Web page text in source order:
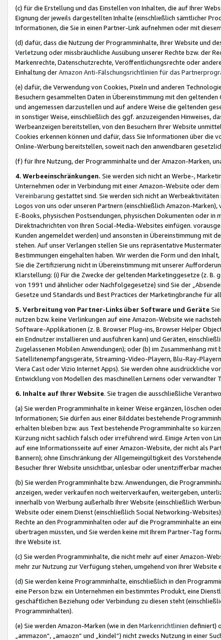
(c) für die Erstellung und das Einstellen von Inhalten, die auf Ihrer
Eignung der jeweils dargestellten Inhalte (einschließlich sämtlicher
Informationen, die Sie in einen Partner-Link aufnehmen oder mit
(d) dafür, dass die Nutzung der Programminhalte, Ihrer Website und
Verletzung oder missbräuchliche Ausübung unserer Rechte bzw. der
Markenrechte, Datenschutzrechte, Veröffentlichungsrechte oder
Einhaltung derAmazon Anti-Fälschungsrichtlinien für das
(e) dafür, die Verwendung von Cookies, Pixeln und anderen
Besuchern gesammelten Daten in Übereinstimmung mit den
und angemessen darzustellen und auf andere Weise die geltenden
in sonstiger Weise, einschließlich des ggf. anzuzeigenden Hinweises,
Werbeanzeigen bereitstellen, von den Besuchern Ihrer Website
Cookies erkennen können und dafür, dass Sie Informationen über die
Online-Werbung bereitstellen, soweit nach den anwendbaren
(f) für Ihre Nutzung, der Programminhalte und der Amazon-Marken,
4. Werbeeinschränkungen. Sie werden sich nicht an Werbe-,
Unternehmen oder in Verbindung mit einer Amazon-Website oder
Vereinbarung gestattet sind. Sie werden sich nicht an
Logos von uns oder unseren Partnern (einschließlich Amazon-
E-Books, physischen Postsendungen, physischen Dokumenten oder in
Direktnachrichten von Ihren Social-Media-Websites einfügen.
Kunden angemeldet werden) und ansonsten in Übereinstimmung mit
stehen. Auf unser Verlangen stellen Sie uns repräsentative
Bestimmungen eingehalten haben. Wir werden die Form und den
Sie die Zertifizierung nicht in Übereinstimmung mit unserer
Klarstellung: (i) Für die Zwecke der geltenden Marketinggesetze (z. B.
von 1991 und ähnlicher oder Nachfolgegesetze) sind Sie der
Gesetze und Standards und Best Practices der Marketingbranche für
5. Verbreitung von Partner-Links über Software und Geräte
nutzen bzw. keine Verlinkungen auf eine Amazon-Website wie
Software-Applikationen (z. B. Browser Plug-ins, Browser Helper
ein Endnutzer installieren und ausführen kann) und Geräten,
Zugelassenen Mobilen Anwendungen); oder (b) im Zusammenhang
Satellitenempfangsgeräte, Streaming-Video-Playern, Blu-Ray-
Viera Cast oder Vizio Internet Apps). Sie werden ohne ausdrückliche
Entwicklung von Modellen des maschinellen Lernens oder
6. Inhalte auf Ihrer Website. Sie tragen die ausschließliche
(a) Sie werden Programminhalte in keiner Weise ergänzen, löschen
Informationen; Sie dürfen aus einer Bilddatei bestehende
erhalten bleiben bzw. aus Text bestehende Programminhalte so
Kürzung nicht sachlich falsch oder irreführend wird. Einige Arten von
auf eine Informationsseite auf einer Amazon-Website, der nicht als
Bannern); ohne Einschränkung der Allgemeingültigkeit des
Besucher Ihrer Website unsichtbar, unlesbar oder unentzifferbar
(b) Sie werden Programminhalte bzw. Anwendungen, die
anzeigen, weder verkaufen noch weiterverkaufen, weitergeben,
innerhalb von Werbung außerhalb Ihrer Website (einschließlich
Website oder einem Dienst (einschließlich Social Networking-
Rechte an den Programminhalten oder auf die Programminhalte an
übertragen müssten, und Sie werden keine mit Ihrem Partner-Tag
Ihre Website ist.
(c) Sie werden Programminhalte, die nicht mehr auf einer Amazon-
mehr zur Nutzung zur Verfügung stehen, umgehend von Ihrer
(d) Sie werden keine Programminhalte, einschließlich in den
eine Person bzw. ein Unternehmen ein bestimmtes Produkt, eine
geschäftlichen Beziehung oder Verbindung zu diesen steht
Programminhalten).
(e) Sie werden Amazon-Marken (wie in den Markenrichtlinien definiert)
„ammazon“, „amaozn“ und „kindel“) nicht zwecks Nutzung in einer